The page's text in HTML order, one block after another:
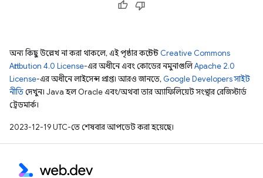
অন্য কিছু উল্লেখ না করা থাকলে, এই পৃষ্ঠার কন্টেন্ট Creative Commons
Attribution 4.0 License-এর অধীনে এবং কোডের নমুনাগুলিApache 2.0
License-এর অধীনে লাইসেন্স প্রাপ্ত। আরও জানতে, Google Developers সাইট
নীতিদেখুন। Java হল Oracle এবং/অথবা তার অ্যাফিলিয়েট সংস্থার রেজিস্টার্ড
ট্রেডমার্ক।
2023-12-19 UTC-তে শেষবার আপডেট করা হয়েছে।